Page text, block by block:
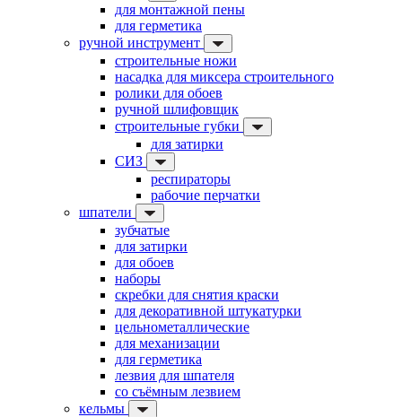
для монтажной пены
для герметика
ручной инструмент
строительные ножи
насадка для миксера строительного
ролики для обоев
ручной шлифовщик
строительные губки
для затирки
СИЗ
респираторы
рабочие перчатки
шпатели
зубчатые
для затирки
для обоев
наборы
скребки для снятия краски
для декоративной штукатурки
цельнометаллические
для механизации
для герметика
лезвия для шпателя
со съёмным лезвием
кельмы